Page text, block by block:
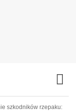
szkodników rzepaku: